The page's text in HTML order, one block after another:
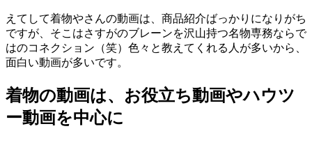
えてして着物やさんの動画は、商品紹介ばっかりになりがち
ですが、そこはさすがのブレーンを沢山持つ名物専務ならで
はのコネクション（笑）色々と教えてくれる人が多いから、
面白い動画が多いです。
着物の動画は、お役立ち動画やハウツ
ー動画を中心に